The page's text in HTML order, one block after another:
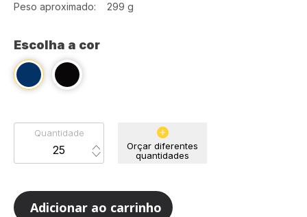
Peso aproximado: 299 g
Escolha a cor
Quantidade
Orçar diferentes
quantidades
Adicionar ao carrinho